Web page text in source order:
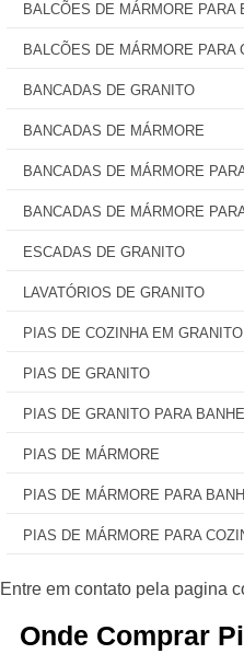
BALCÕES DE MÁRMORE PARA
BALCÕES DE MÁRMORE PARA
BANCADAS DE GRANITO
BANCADAS DE MÁRMORE
BANCADAS DE MÁRMORE
BANCADAS DE MÁRMORE
ESCADAS DE GRANITO
LAVATÓRIOS DE GRANITO
PIAS DE COZINHA EM GRANITO
PIAS DE GRANITO
PIAS DE GRANITO PARA
PIAS DE MÁRMORE
PIAS DE MÁRMORE PARA
PIAS DE MÁRMORE PARA
Onde Comprar